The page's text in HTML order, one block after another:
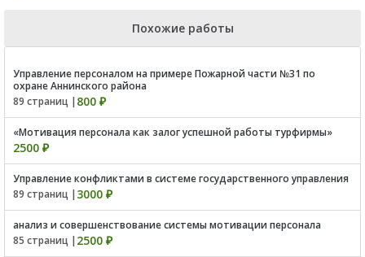
Похожие работы
Управление персоналом на примере Пожарной части №31 по
охране Аннинского района
89 страниц | 800 ₽
«Мотивация персонала как залог успешной работы турфирмы»
2500 ₽
Управление конфликтами в системе государственного управления
89 страниц | 3000 ₽
анализ и совершенствование системы мотивации персонала
85 страниц | 2500 ₽